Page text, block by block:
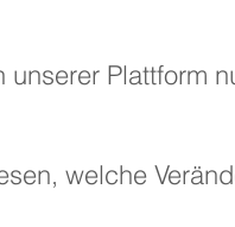
Plattform
welche